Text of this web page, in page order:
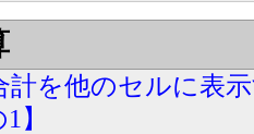
計を他のセルに表
】